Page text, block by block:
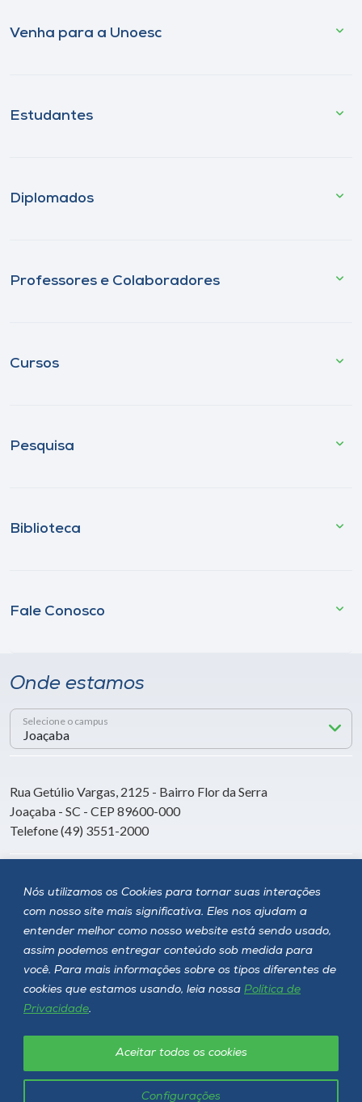
Nós utilizamos os Cookies para tornar suas interações
com nosso site mais significativa. Eles nos ajudam a
entender melhor como nosso website está sendo usado,
assim podemos entregar conteúdo sob medida para
você. Para mais informações sobre os tipos diferentes de
cookies que estamos usando, leia nossa Política de
Privacidade.
Configurações
Aceitar todos os cookies
Venha para a Unoesc
Estudantes
Diplomados
Professores e Colaboradores
Cursos
Pesquisa
Biblioteca
Fale Conosco
Onde estamos
Selecione o campus
Rua Getúlio Vargas, 2125 - Bairro Flor da Serra
Joaçaba - SC - CEP 89600-000
Telefone (49) 3551-2000
Siga a Unoesc
Unoesc © 2026 - Todos os direitos reservados
Política de privacidade LGPD